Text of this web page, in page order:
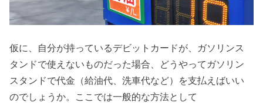
仮に、自分が持っているデビットカードが、ガソリンス
タンドで使えないものだった場合、どうやってガソリン
スタンドで代金（給油代、洗車代など）を支払えばいい
のでしょうか。ここでは一般的な方法として